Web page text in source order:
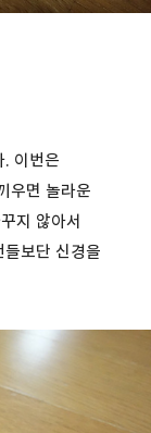
. 이번은
우면 놀라운
지 않아서
보단 신경을